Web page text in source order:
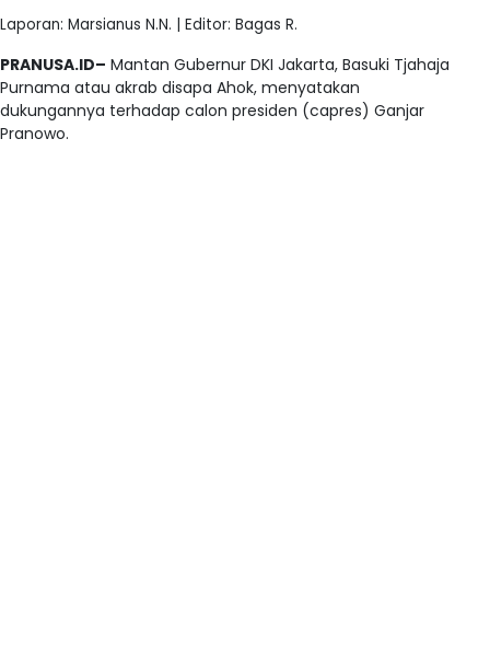
Laporan: Marsianus N.N. | Editor: Bagas R.
PRANUSA.ID– Mantan Gubernur DKI Jakarta, Basuki Tjahaja
Purnama atau akrab disapa Ahok, menyatakan
dukungannya terhadap calon presiden (capres) Ganjar
Pranowo.